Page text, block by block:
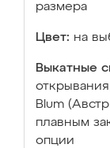
размера
Цвет: на
Выкатные
Blum
плавным
опции